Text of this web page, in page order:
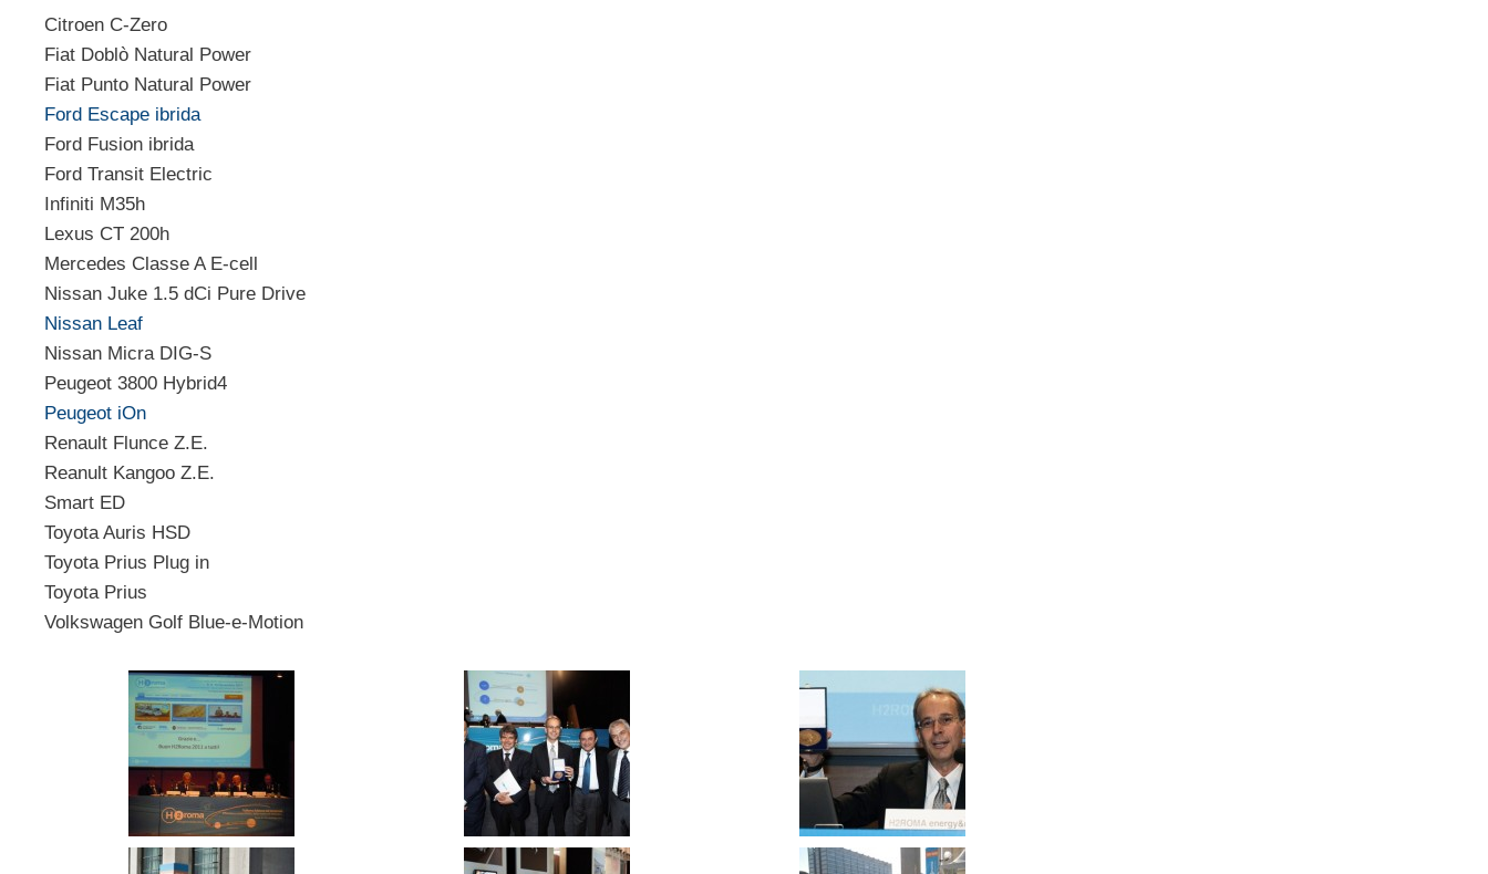
Citroen C-Zero
Fiat Doblò Natural Power
Fiat Punto Natural Power
Ford Escape ibrida
Ford Fusion ibrida
Ford Transit Electric
Infiniti M35h
Lexus CT 200h
Mercedes Classe A E-cell
Nissan Juke 1.5 dCi Pure Drive
Nissan Leaf
Nissan Micra DIG-S
Peugeot 3800 Hybrid4
Peugeot iOn
Renault Flunce Z.E.
Reanult Kangoo Z.E.
Smart ED
Toyota Auris HSD
Toyota Prius Plug in
Toyota Prius
Volkswagen Golf Blue-e-Motion